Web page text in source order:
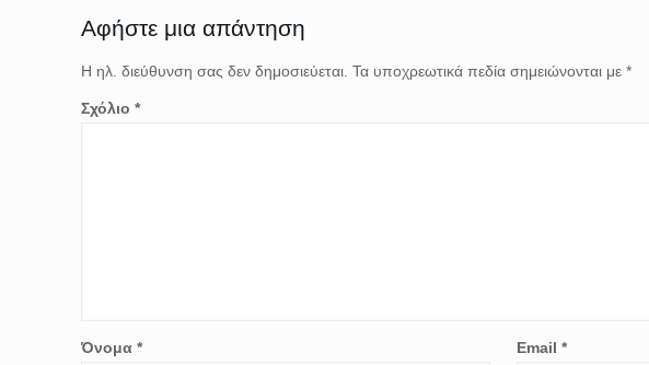
Αφήστε μια απάντηση
Η ηλ. διεύθυνση σας δεν δημοσιεύεται. Τα υποχρεωτικά πεδία σημειώνονται με*
Σχόλιο*
Όνομα* Email*